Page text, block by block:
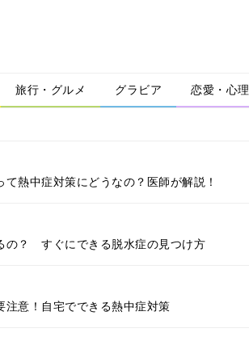
旅行・グルメ グラビア 恋愛・心理
熱中症対策にどうなの？医師が解説！
の？ すぐにできる脱水症の見つけ方
意！自宅でできる熱中症対策